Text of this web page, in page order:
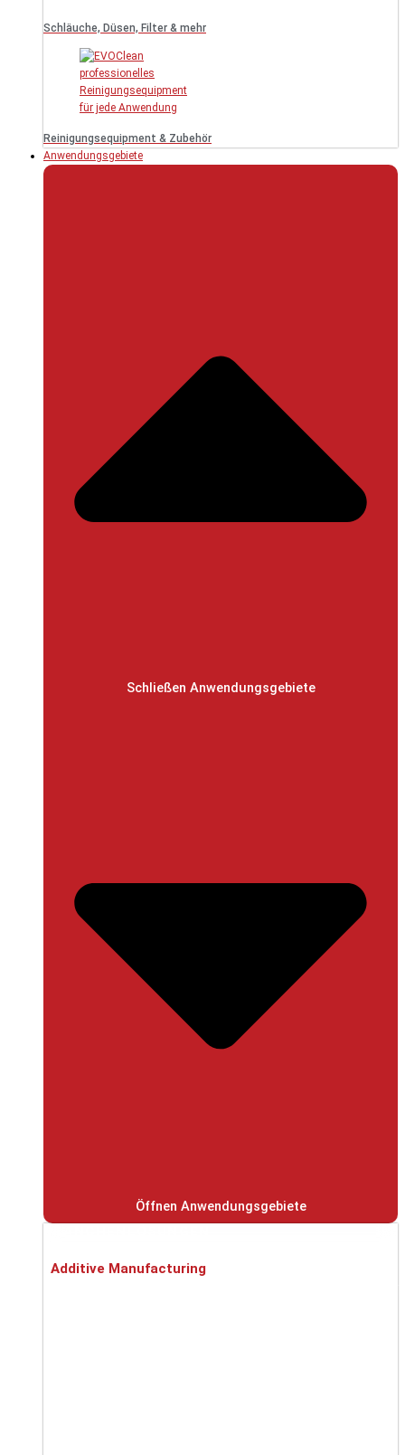
Schläuche, Düsen, Filter & mehr
Reinigungsequipment & Zubehör
Anwendungsgebiete
Schließen Anwendungsgebiete
Öffnen Anwendungsgebiete
Additive Manufacturing